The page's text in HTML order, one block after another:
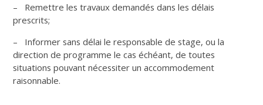
– Remettre les travaux demandés dans les délais
prescrits;
– Informer sans délai le responsable de stage, ou la
direction de programme le cas échéant, de toutes
situations pouvant nécessiter un accommodement
raisonnable.